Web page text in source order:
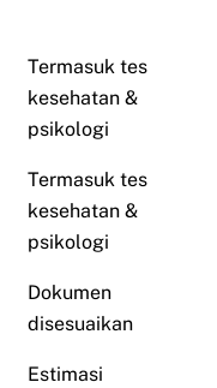
Termasuk tes
kesehatan &
psikologi
Termasuk tes
kesehatan &
psikologi
Dokumen
disesuaikan
Estimasi